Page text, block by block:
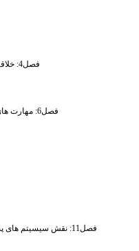
فصل4: خلاقیت و نوآوری به عنوان روش هایی برای حل مسئله
فصل6: مهارت های لازم برای تفکر خلاق و آثر بخش (بصورت فردی)
فصل11: نقش سیسیتم